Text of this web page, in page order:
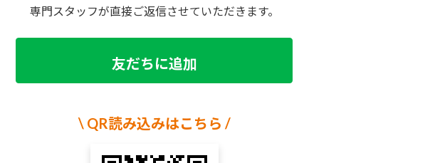
専門スタッフが直接ご返信させていただきます。
友だちに追加
\ QR読み込みはこちら /